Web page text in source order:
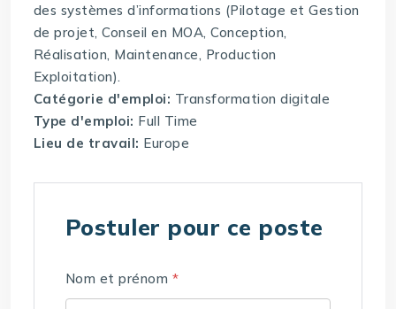
des systèmes d’informations (Pilotage et Gestion
de projet, Conseil en MOA, Conception,
Réalisation, Maintenance, Production
Exploitation).
Catégorie d'emploi: Transformation digitale
Type d'emploi: Full Time
Lieu de travail: Europe
Postuler pour ce poste
Nom et prénom *